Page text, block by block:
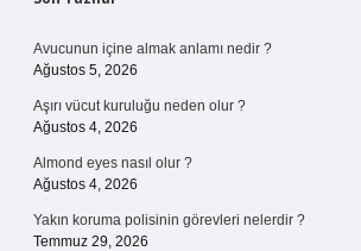
Sidebar
Avucunun içine almak anlamı nedir ?
Ağustos 5, 2026
Aşırı vücut kuruluğu neden olur ?
Ağustos 4, 2026
Almond eyes nasıl olur ?
Ağustos 4, 2026
Yakın koruma polisinin görevleri nelerdir ?
Temmuz 29, 2026